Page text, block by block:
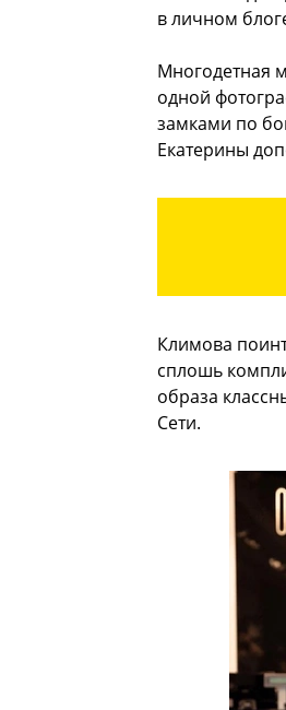
в личном
Многодетная
одной
замками по
Екатерины
Климова
сплошь
образа
Сети.